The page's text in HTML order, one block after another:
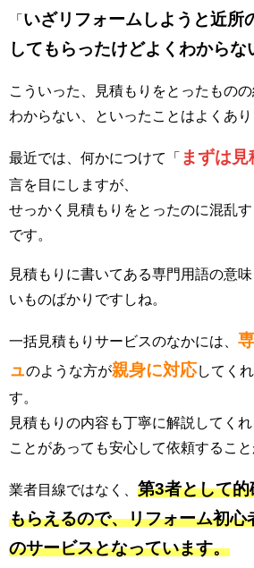
「 いざリフォームしようと近所
してもらったけどよくわからな
こういった、見積もりをとったもの
わからない、といったことはよくあり
最近では、何かにつけて「 まずは
言を目にしますが、
せっかく見積もりをとったのに混乱
です。
見積もりに書いてある専門用語の意
いものばかりですしね。
一括見積もりサービスのなかには、
ュのような方が親身に対応してく
す。
見積もりの内容も丁寧に解説してく
ことがあっても安心して依頼すること
業者目線ではなく、 第3者として
もらえるので、リフォーム初心
のサービスとなっています。